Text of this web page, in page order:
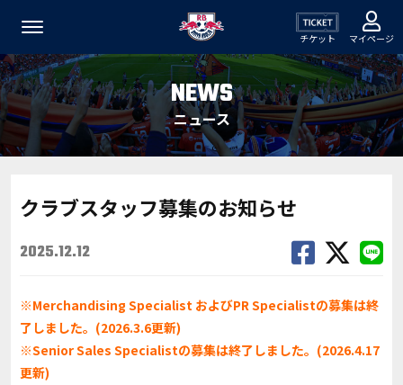
チケット マイページ
NEWS
ニュース
クラブスタッフ募集のお知らせ
2025.12.12
※Merchandising Specialist およびPR Specialistの募集は終
了しました。(2026.3.6更新)
※Senior Sales Specialistの募集は終了しました。(2026.4.17
更新)